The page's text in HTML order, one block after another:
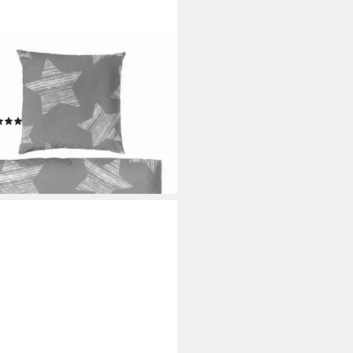
Feinbiber-Bettwäsche
Feinbiber, 2 teilig, mit
Sternen
€
- in 2-3 Werktagen bei dir